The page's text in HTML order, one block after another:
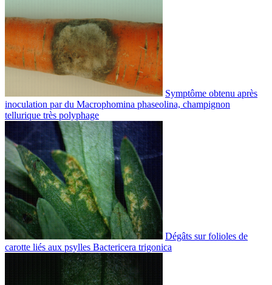
Symptôme obtenu après
inoculation par du Macrophomina phaseolina, champignon
tellurique très polyphage
Dégâts sur folioles de
carotte liés aux psylles Bactericera trigonica